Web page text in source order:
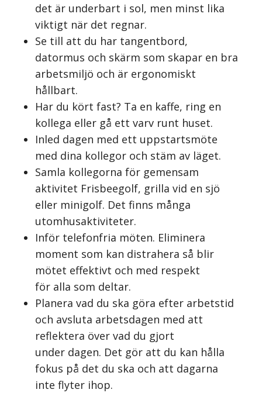
det är underbart i sol, men minst lika
viktigt när det regnar.
Se till att du har tangentbord,
datormus och skärm som skapar en bra
arbetsmiljö och är ergonomiskt
hållbart.
Har du kört fast? Ta en kaffe, ring en
kollega eller gå ett varv runt huset.
Inled dagen med ett uppstartsmöte
med dina kollegor och stäm av läget.
Samla kollegorna för gemensam
aktivitet Frisbeegolf, grilla vid en sjö
eller minigolf. Det finns många
utomhusaktiviteter.
Inför telefonfria möten. Eliminera
moment som kan distrahera så blir
mötet effektivt och med respekt
för alla som deltar.
Planera vad du ska göra efter arbetstid
och avsluta arbetsdagen med att
reflektera över vad du gjort
under dagen. Det gör att du kan hålla
fokus på det du ska och att dagarna
inte flyter ihop.